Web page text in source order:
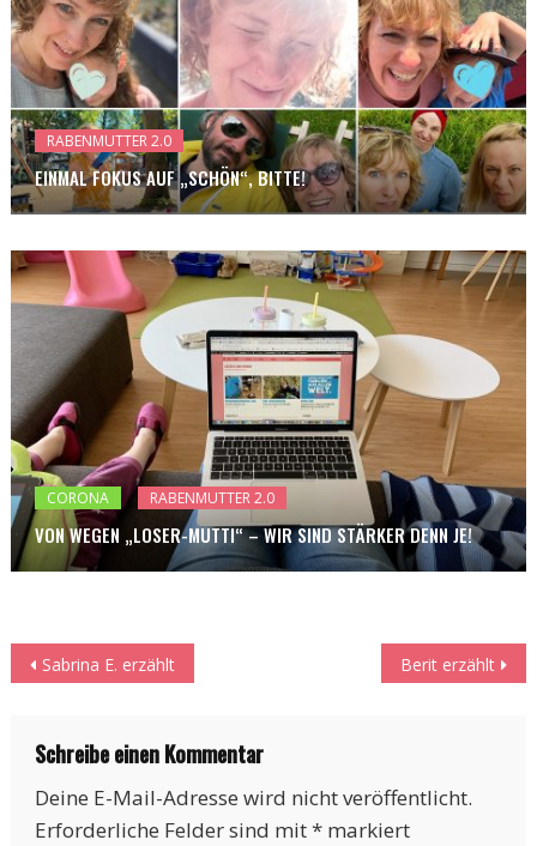
RABENMUTTER 2.0
EINMAL FOKUS AUF „SCHÖN“, BITTE!
CORONA RABENMUTTER 2.0
VON WEGEN „LOSER-MUTTI“ – WIR SIND STÄRKER DENN JE!
Beitragsnavigation
Sabrina E. erzählt Berit erzählt
Schreibe einen Kommentar
Deine E-Mail-Adresse wird nicht veröffentlicht.
Erforderliche Felder sind mit*markiert